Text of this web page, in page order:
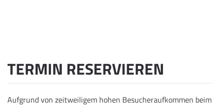
TERMIN RESERVIEREN
Aufgrund von zeitweiligem hohen Besucheraufkommen beim